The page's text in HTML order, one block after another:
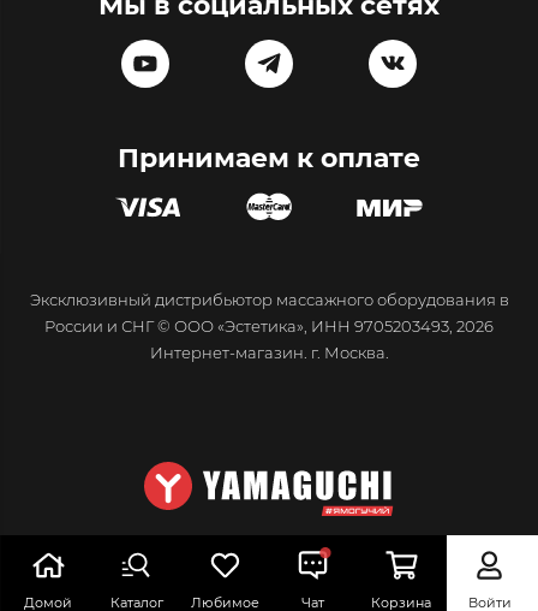
Домой Каталог Любимое Чат Корзина Войти
Принимаем к оплате
Эксклюзивный дистрибьютор массажного оборудования в
России и СНГ © ООО «Эстетика», ИНН 9705203493, 2026
Интернет-магазин. г. Москва.